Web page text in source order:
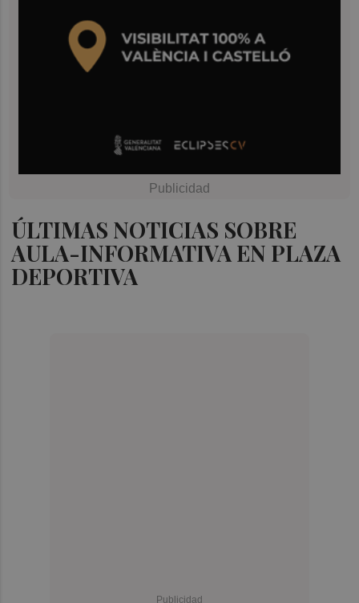
ÚLTIMAS NOTICIAS SOBRE
AULA-INFORMATIVA EN PLAZA
DEPORTIVA